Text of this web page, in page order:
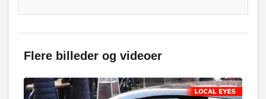
Flere billeder og videoer